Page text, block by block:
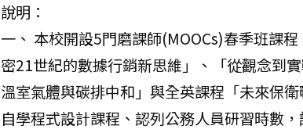
說明：
一、 本校開設5門磨課師(MOOCs)春季班課
密21世紀的數據行銷新思維」、「從觀念到
溫室氣體與碳排中和」與全英課程「未來保
自學程式設計課程、認列公務人員研習時數